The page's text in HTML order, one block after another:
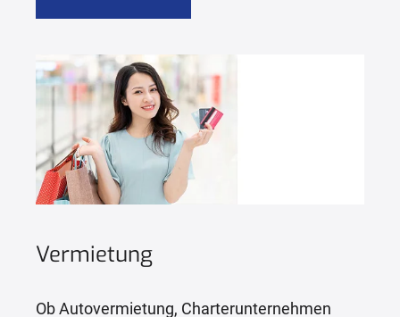
Vermietung
Ob Autovermietung, Charterunternehmen